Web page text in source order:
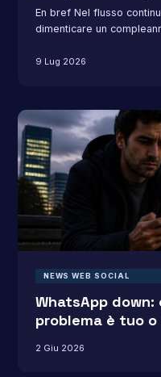
En bref Nel flusso
dimenticare un
9 Lug 2026
NEWS WEB SOCIAL
WhatsApp
problema è tuo
2 Giu 2026